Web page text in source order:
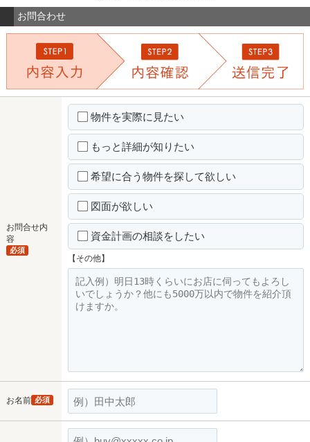
お問合わせ
お問合せ内
容
必須
物件を実際に見たい
もっと詳細が知りたい
希望に合う物件を探して欲しい
図面が欲しい
資金計画の相談をしたい
【その他】
お名前 必須